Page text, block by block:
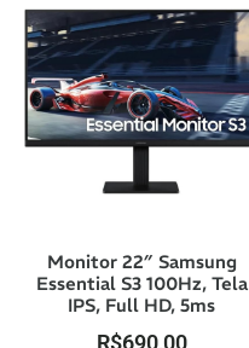
Monitor 22″ Samsung
Essential S3 100Hz, Tela
IPS, Full HD, 5ms
R$690,00